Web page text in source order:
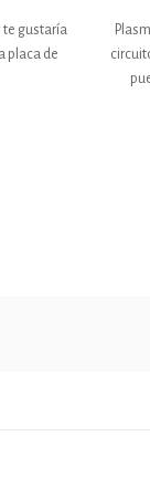
te gustaría
placa de